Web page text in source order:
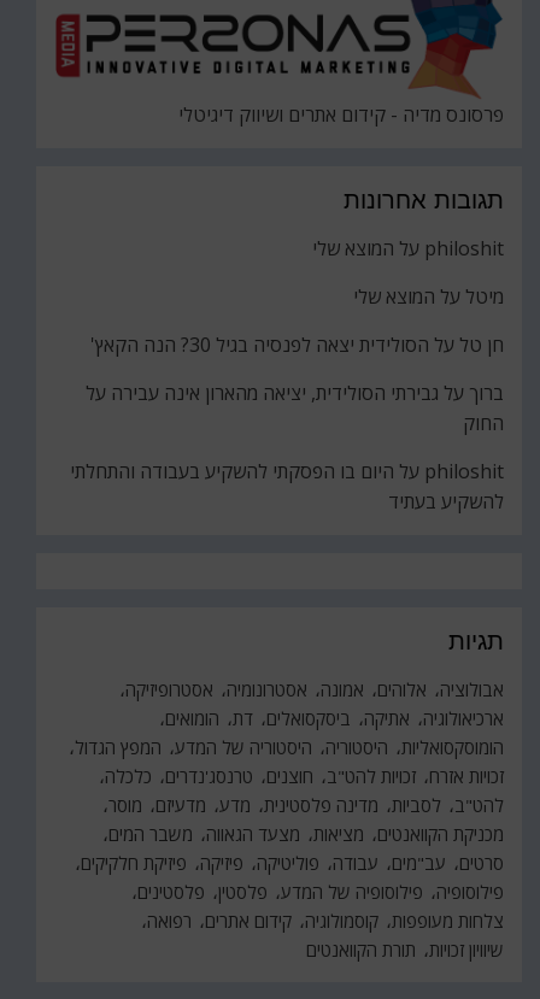
פרסונס מדיה - קידום אתרים ושיווק דיגיטלי
תגובות אחרונות
philoshit על המוצא שלי
מיטל על המוצא שלי
חן טל על הסולידית יצאה לפנסיה בגיל 30? הנה הקאץ'
ברוך על גבירתי הסולידית, יציאה מהארון אינה עבירה על
החוק
philoshit על היום בו הפסקתי להשקיע בעבודה והתחלתי
להשקיע בעתיד
תגיות
אבולוציה אלוהים אמונה אסטרונומיה
אסטרופיזיקה
ארכיאולוגיה
אתיקה ביסקסואלים דת הומואים
הומוסקסואליות היסטוריה היסטוריה של המדע המפץ הגדול
זכויות אזרח זכויות להט"ב חוצנים טרנסג'נדרים
כלכלה
להט"ב
לסביות מדינה פלסטינית מדע מדעיזם
מוסר
מכניקת הקוואנטים
מציאות מצעד הגאווה
משבר המים
סרטים
עב"מים עבודה פוליטיקה פיזיקה
פיזיקת חלקיקים
פילוסופיה
פילוסופיה של המדע פלסטין פלסטינים
צלחות מעופפות קוסמולוגיה קידום אתרים
רפואה
שיוויון זכויות תורת הקוואנטים